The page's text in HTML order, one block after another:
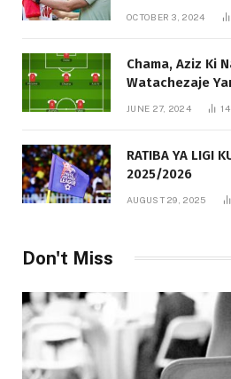
OCTOBER 3, 2024
Chama, Aziz Ki
Watachezaje
JUNE 27, 2024
RATIBA YA LIGI
2025/2026
AUGUST 29, 2025
Don't Miss